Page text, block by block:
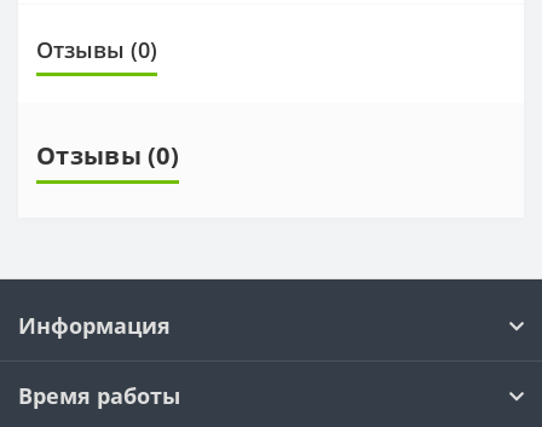
Отзывы (0)
Отзывы (0)
Информация
Время работы